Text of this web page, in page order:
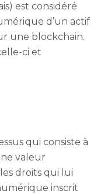
est considéré
d’un actif
une blockchain.
ci et
qui consiste à
valeur
droits qui lui
inscrit